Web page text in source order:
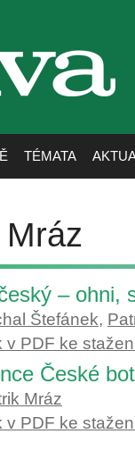
TÉMATA
– ohni,
Štefánek,
v PDF ke
České
Mráz
v PDF ke